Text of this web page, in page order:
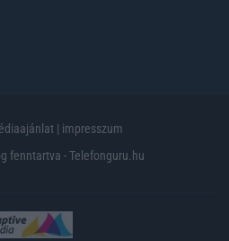
| impresszum
fenntartva - Telefonguru.hu